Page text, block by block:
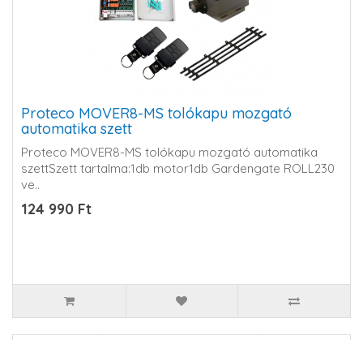
Proteco MOVER8-MS tolókapu mozgató
automatika szett
Proteco MOVER8-MS tolókapu mozgató automatika
szettSzett tartalma:1db motor1db Gardengate ROLL230
ve..
124 990 Ft